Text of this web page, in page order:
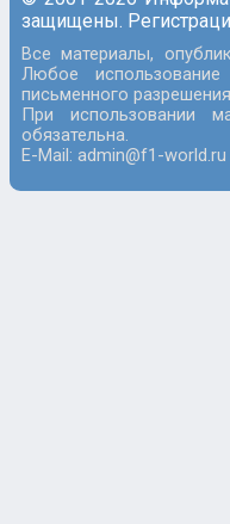
защищены.
Все материалы,
Любое
письменного
При использовании
обязательна.
E-Mail: admin@f1-world.ru